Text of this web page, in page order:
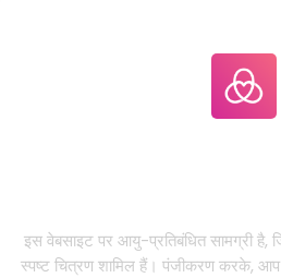
इस वेबसाइट पर आयु-प्रतिबंधित सामग्री है,
स्पष्ट चित्रण शामिल हैं। पंजीकरण करके,